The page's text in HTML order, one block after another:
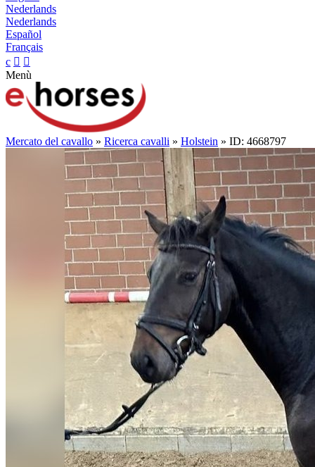
Nederlands
Nederlands
Español
Français
c  
Menù
Mercato del cavallo » Ricerca cavalli » Holstein » ID: 4668797